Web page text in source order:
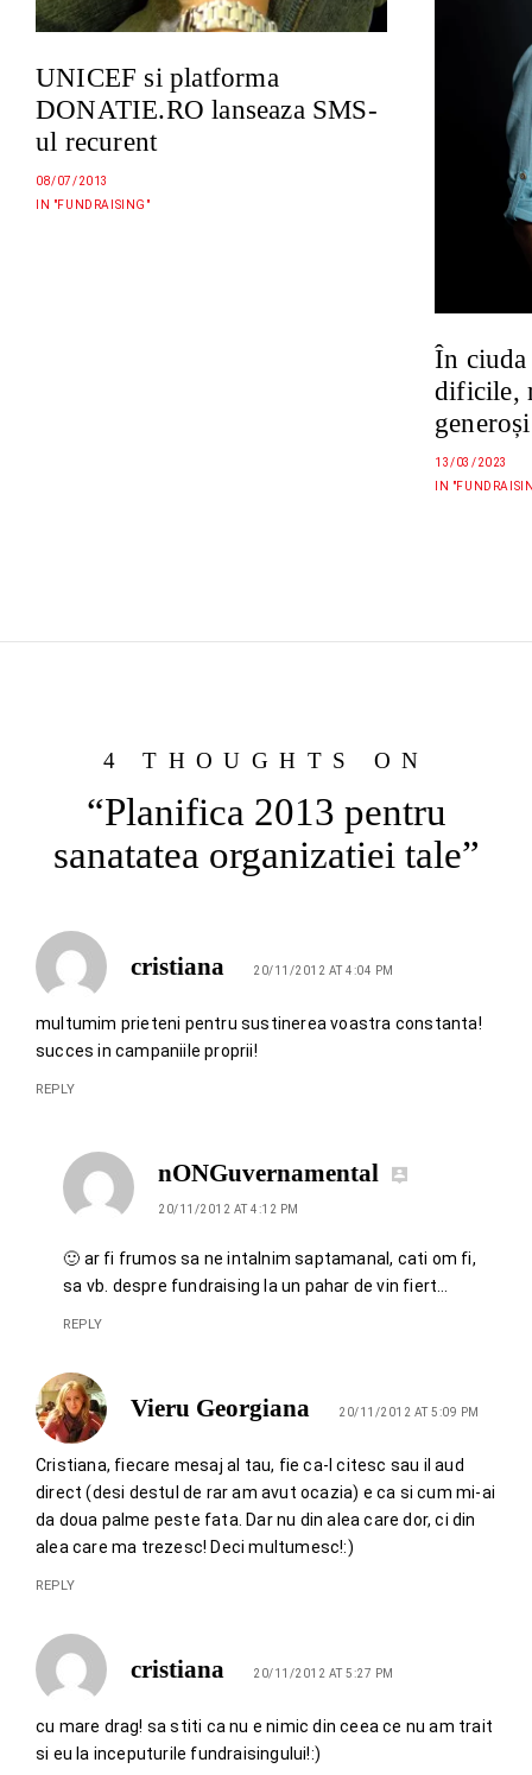
UNICEF si platforma
DONATIE.RO lanseaza SMS-
ul recurent
08/07/2013
IN "FUNDRAISING"
În
dificile,
generoși
13/03/2023
IN
4 THOUGHTS ON
“Planifica 2013 pentru
sanatatea organizatiei tale”
cristiana 20/11/2012 AT 4:04 PM
multumim prieteni pentru sustinerea voastra constanta!
succes in campaniile proprii!
REPLY
nONGuvernamental
20/11/2012 AT 4:12 PM
🙂 ar fi frumos sa ne intalnim saptamanal, cati om fi,
sa vb. despre fundraising la un pahar de vin fiert…
REPLY
Vieru Georgiana 20/11/2012 AT 5:09 PM
Cristiana, fiecare mesaj al tau, fie ca-l citesc sau il aud
direct (desi destul de rar am avut ocazia) e ca si cum mi-ai
da doua palme peste fata. Dar nu din alea care dor, ci din
alea care ma trezesc! Deci multumesc!:)
REPLY
cristiana 20/11/2012 AT 5:27 PM
cu mare drag! sa stiti ca nu e nimic din ceea ce nu am trait
si eu la inceputurile fundraisingului!:)